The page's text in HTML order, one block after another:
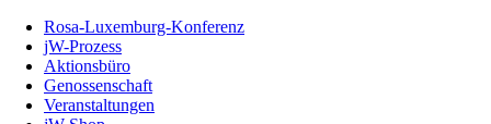
Inhalt
Seite
Rosa-Luxemburg-Konferenz
jW-Prozess
Aktionsbüro
Genossenschaft
Veranstaltungen